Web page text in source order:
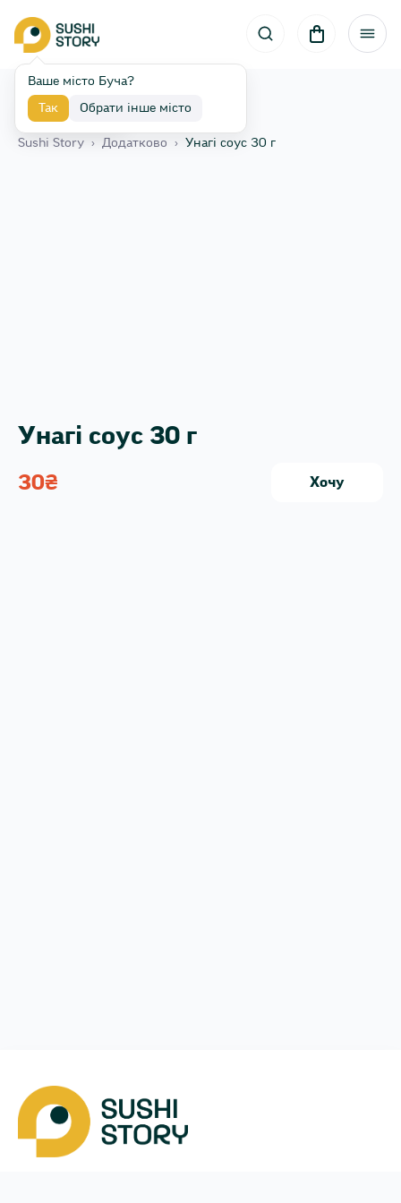
Ваше місто Буча?
Так Обрати інше місто
Назад
Sushi Story › Додатково › Унагі соус 30 г
Унагі соус 30 г
30₴ Хочу